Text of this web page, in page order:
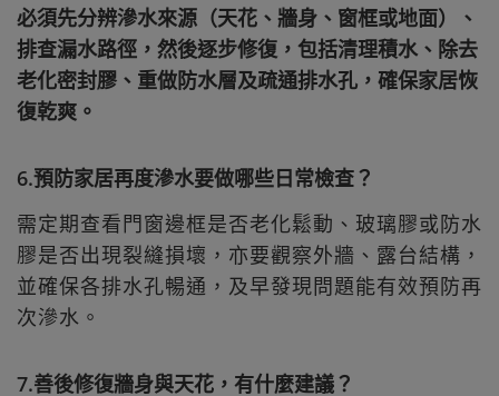
必須先分辨滲水來源（天花、牆身、窗框或地面）、
排查漏水路徑，然後逐步修復，包括清理積水、除去
老化密封膠、重做防水層及疏通排水孔，確保家居恢
復乾爽。
6.預防家居再度滲水要做哪些日常檢查？
需定期查看門窗邊框是否老化鬆動、玻璃膠或防水
膠是否出現裂縫損壞，亦要觀察外牆、露台結構，
並確保各排水孔暢通，及早發現問題能有效預防再
次滲水。
7.善後修復牆身與天花，有什麼建議？